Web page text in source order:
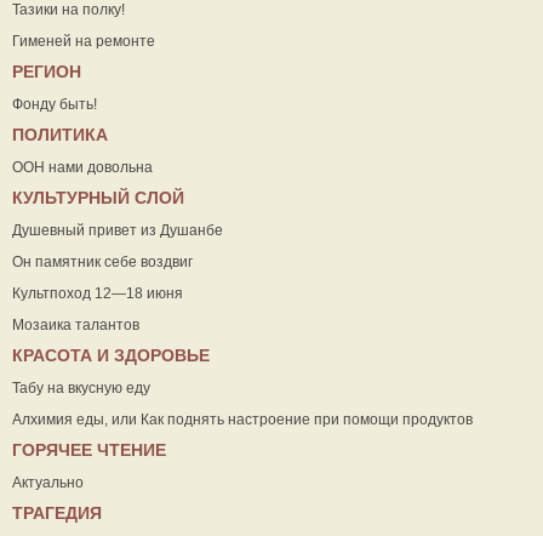
Тазики на полку!
Гименей на ремонте
РЕГИОН
Фонду быть!
ПОЛИТИКА
ООН нами довольна
КУЛЬТУРНЫЙ СЛОЙ
Душевный привет из Душанбе
Он памятник себе воздвиг
Культпоход 12—18 июня
Мозаика талантов
КРАСОТА И ЗДОРОВЬЕ
Табу на вкусную еду
Алхимия еды, или Как поднять настроение при помощи продуктов
ГОРЯЧЕЕ ЧТЕНИЕ
Актуально
ТРАГЕДИЯ